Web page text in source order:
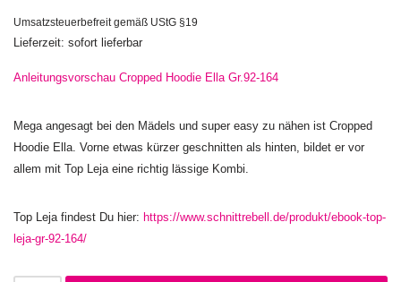
Umsatzsteuerbefreit gemäß UStG §19
Lieferzeit: sofort lieferbar
Anleitungsvorschau Cropped Hoodie Ella Gr.92-164
Mega angesagt bei den Mädels und super easy zu nähen ist Cropped
Hoodie Ella. Vorne etwas kürzer geschnitten als hinten, bildet er vor
allem mit Top Leja eine richtig lässige Kombi.
Top Leja findest Du hier: https://www.schnittrebell.de/produkt/ebook-top-
leja-gr-92-164/